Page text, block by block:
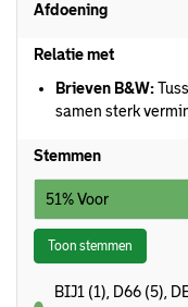
Afdoening
Relatie met
Brieven B&W:
samen sterk
Stemmen
51% Voor
Toon stemmen
BIJ1 (1), D66 (5),